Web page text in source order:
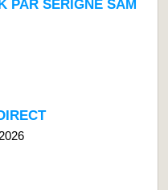
PAR SERIGNE SAM